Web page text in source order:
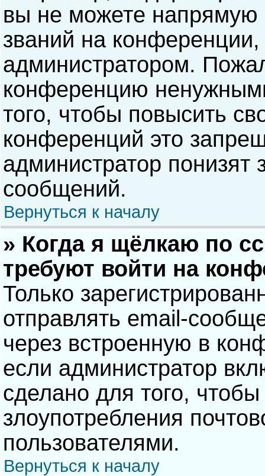
вы не можете напрямую
званий на
администратором.
конференцию
того, чтобы повысить
конференций это
администратор понизят
сообщений.
Вернуться к началу
» Когда я щёлкаю по
требуют войти на
Только
отправлять email-
через встроенную в
если администратор
сделано для того, чтобы
злоупотребления
пользователями.
Вернуться к началу